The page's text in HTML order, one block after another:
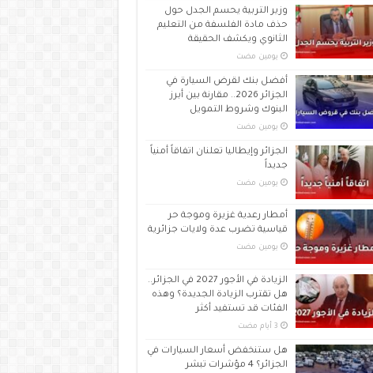
وزير التربية يحسم الجدل حول
حذف مادة الفلسفة من التعليم
الثانوي ويكشف الحقيقة
‏يومين مضت
أفضل بنك لقرض السيارة في
الجزائر 2026.. مقارنة بين أبرز
البنوك وشروط التمويل
‏يومين مضت
الجزائر وإيطاليا تعلنان اتفاقاً أمنياً
جديداً
‏يومين مضت
أمطار رعدية غزيرة وموجة حر
قياسية تضرب عدة ولايات جزائرية
‏يومين مضت
الزيادة في الأجور 2027 في الجزائر..
هل تقترب الزيادة الجديدة؟ وهذه
الفئات قد تستفيد أكثر
هل ستنخفض أسعار السيارات في
الجزائر؟ 4 مؤشرات تبشر